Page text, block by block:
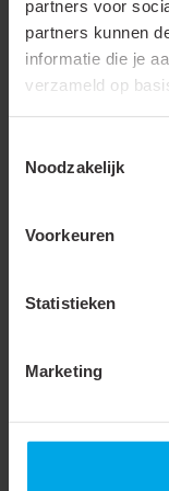
partners voor
partners kunnen
informatie die je
verzameld op
Noodzakelijk
Voorkeuren
Statistieken
Marketing
Materiaal isolatie
AWG-maat
Binnenzijde (d1)